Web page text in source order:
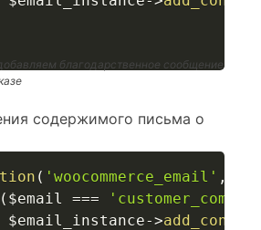
благодарственное сообщение
содержимого письма о
( 'woocommerce_email' ,
( $email ===
$email_instance->